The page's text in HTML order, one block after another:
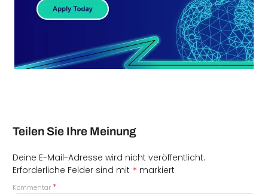
Teilen Sie Ihre Meinung
Deine E-Mail-Adresse wird nicht veröffentlicht.
Erforderliche Felder sind mit * markiert
Kommentar *